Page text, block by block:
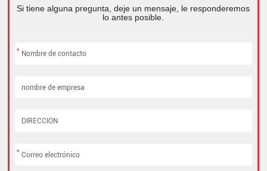
Si tiene alguna pregunta, deje un mensaje, le responderemos
lo antes posible.
*
*